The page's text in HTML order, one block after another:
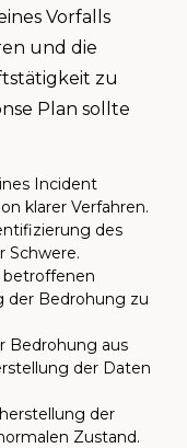
Vorfalls
und die
zu
Plan sollte
Incident
klarer Verfahren.
des
Schwere.
betroffenen
der Bedrohung zu
Bedrohung aus
der Daten
der
Zustand.